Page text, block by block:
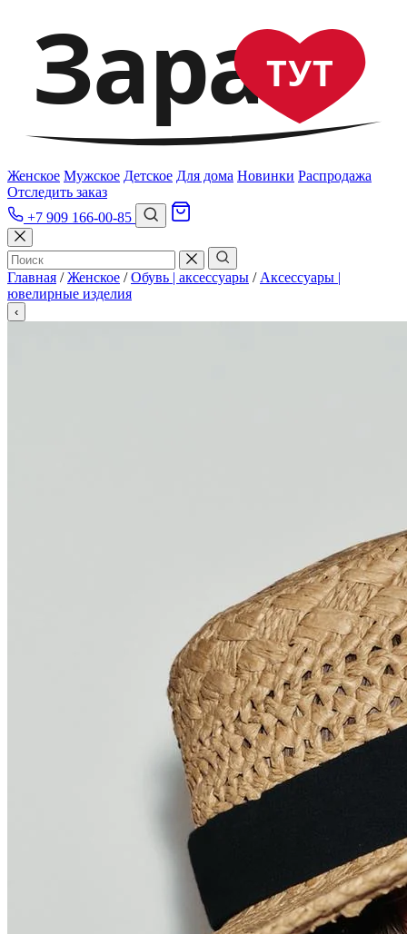
ЗараТУТ
Женское Мужское Детское Для дома Новинки Распродажа
Отследить заказ
+7 909 166-00-85
Главная / Женское / Обувь | аксессуары / Аксессуары |
ювелирные изделия
‹